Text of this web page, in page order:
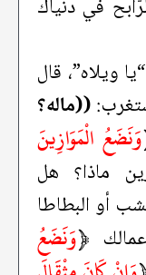
في دنياك
ويلاه”، قال
((ماله؟
وَنَضَعُ الْمَوَازِينَ
ماذا؟ هل
أو البطاطا
﴿وَنَضَعُ